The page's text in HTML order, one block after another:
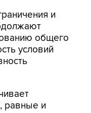
и
общего
условий
равные и